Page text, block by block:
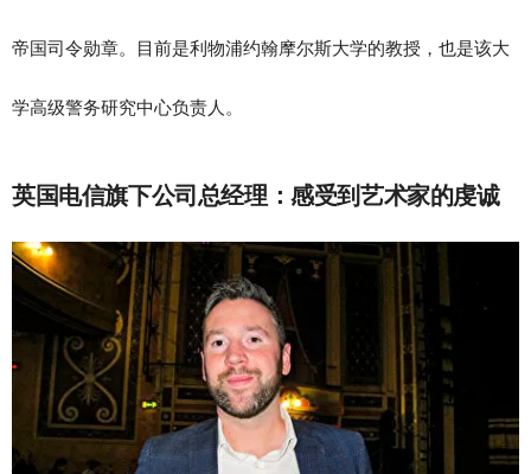
帝国司令勋章。目前是利物浦约翰摩尔斯大学的教授，也是该大
学高级警务研究中心负责人。
英国电信旗下公司总经理：感受到艺术家的虔诚